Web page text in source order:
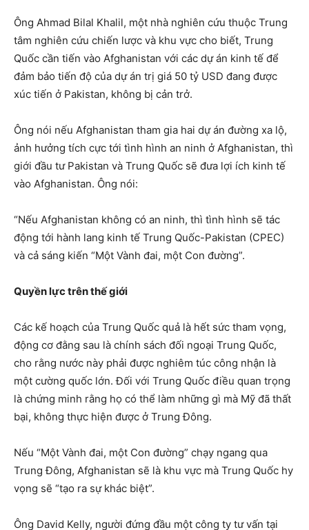
Ông Ahmad Bilal Khalil, một nhà nghiên cứu thuộc Trung
tâm nghiên cứu chiến lược và khu vực cho biết, Trung
Quốc cần tiến vào Afghanistan với các dự án kinh tế để
đảm bảo tiến độ của dự án trị giá 50 tỷ USD đang được
xúc tiến ở Pakistan, không bị cản trở.
Ông nói nếu Afghanistan tham gia hai dự án đường xa lộ,
ảnh hưởng tích cực tới tình hình an ninh ở Afghanistan, thì
giới đầu tư Pakistan và Trung Quốc sẽ đưa lợi ích kinh tế
vào Afghanistan. Ông nói:
“Nếu Afghanistan không có an ninh, thì tình hình sẽ tác
động tới hành lang kinh tế Trung Quốc-Pakistan (CPEC)
và cả sáng kiến “Một Vành đai, một Con đường”.
Quyền lực trên thế giới
Các kế hoạch của Trung Quốc quả là hết sức tham vọng,
động cơ đằng sau là chính sách đối ngoại Trung Quốc,
cho rằng nước này phải được nghiêm túc công nhận là
một cường quốc lớn. Đối với Trung Quốc điều quan trọng
là chứng minh rằng họ có thể làm những gì mà Mỹ đã thất
bại, không thực hiện được ở Trung Đông.
Nếu “Một Vành đai, một Con đường” chạy ngang qua
Trung Đông, Afghanistan sẽ là khu vực mà Trung Quốc hy
vọng sẽ “tạo ra sự khác biệt”.
Ông David Kelly, người đứng đầu một công ty tư vấn tại